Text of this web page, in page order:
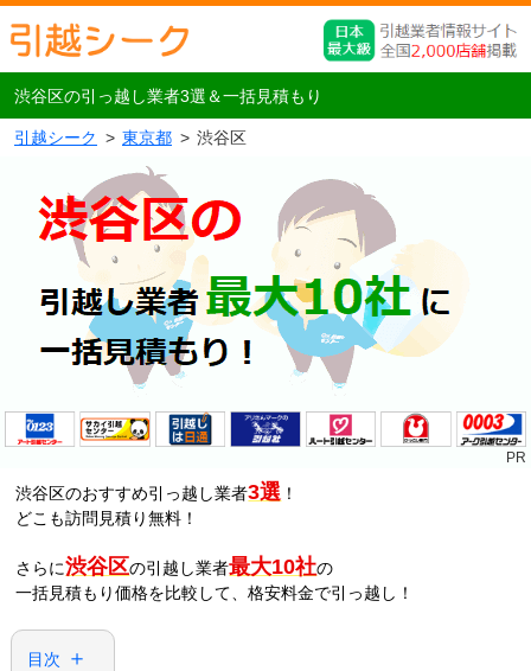
渋谷区の引っ越し業者3選＆一括見積もり
引越シーク 東京都 渋谷区
渋谷区のおすすめ引っ越し業者3選 ！
どこも訪問見積り無料！
さらに渋谷区の引越し業者最大10社の
一括見積もり価格を比較して、格安料金で引っ越し！
目次